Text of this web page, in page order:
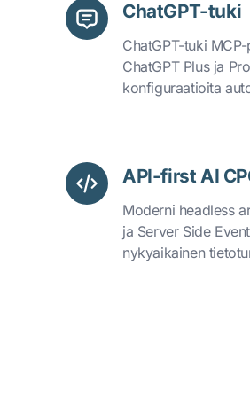
ChatGPT-tuki
ChatGPT-tuki
ChatGPT Plus ja
konfiguraatioita
API-first AI
Moderni headless
ja Server Side
nykyaikainen